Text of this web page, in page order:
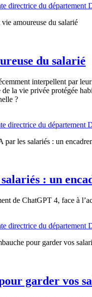
directrice du département
du salarié
interpellent par
la vie privée protégée
?
directrice du département
: un
de ChatGPT 4, face à
directrice du département
garder vos